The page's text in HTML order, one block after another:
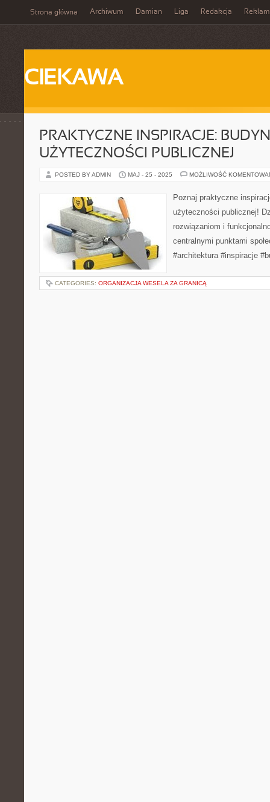
Strona główna Archiwum Damian Liga Redakcja
CIEKAWA
PRAKTYCZNE INSPIRACJE:
UŻYTECZNOŚCI PUBLICZNEJ
POSTED BY ADMIN MAJ - 25 - 2025 MOŻLIWOŚĆ
Poznaj praktyczne
użyteczności publicznej!
rozwiązaniom i
centralnymi punktami
#architektura #inspiracje
CATEGORIES: ORGANIZACJA WESELA ZA GRANICĄ